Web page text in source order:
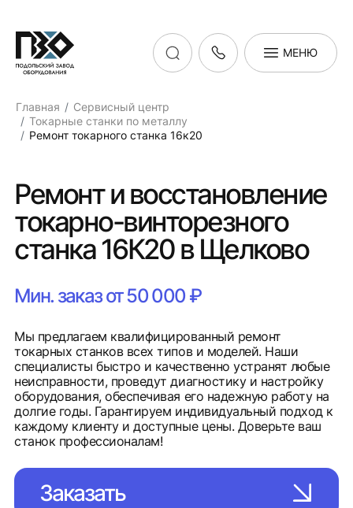
МЕНЮ
Главная
Сервисный центр
Токарные станки по металлу
Ремонт токарного станка 16к20
Ремонт и восстановление
токарно-винторезного
станка 16К20 в Щелково
Мин. заказ от 50 000 ₽
Мы предлагаем квалифицированный ремонт
токарных станков всех типов и моделей. Наши
специалисты быстро и качественно устранят любые
неисправности, проведут диагностику и настройку
оборудования, обеспечивая его надежную работу на
долгие годы. Гарантируем индивидуальный подход к
каждому клиенту и доступные цены. Доверьте ваш
станок профессионалам!
Заказать